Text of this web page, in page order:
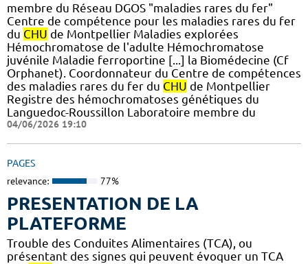
membre du Réseau DGOS "maladies rares du fer"
Centre de compétence pour les maladies rares du fer
du CHU de Montpellier Maladies explorées
Hémochromatose de l'adulte Hémochromatose
juvénile Maladie ferroportine [...] la Biomédecine (Cf
Orphanet). Coordonnateur du Centre de compétences
des maladies rares du fer du CHU de Montpellier
Registre des hémochromatoses génétiques du
Languedoc-Roussillon Laboratoire membre du
04/06/2026 19:10
PAGES
relevance: 77%
PRESENTATION DE LA
PLATEFORME
Trouble des Conduites Alimentaires (TCA), ou
présentant des signes qui peuvent évoquer un TCA